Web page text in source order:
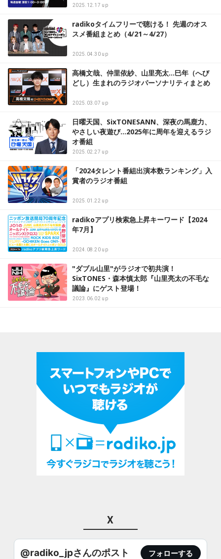
2025.12.17 up
radikoタイムフリーで聴ける！ 先週のオス
スメ番組まとめ（4/21～4/27）
2025.04.30 up
高橋文哉、仲里依紗、山里亮太…巳年（へび
どし）生まれのラジオパーソナリティまとめ
2025.03.07 up
日曜天国、SixTONESANN、深夜の馬鹿力、
やさしい夜遊び…2025年に周年を迎えるラジ
オ番組
2025.02.27 up
「2024タレント番組出演本数ランキング」入
賞者のラジオ番組
2025.01.22 up
radikoアプリ検索急上昇キーワード【2024
年7月】
2024.08.20 up
"ダブル山里"がラジオで初共演！
SixTONES・森本慎太郎『山里亮太の不毛な
議論』にゲスト登場！
2023.06.02 up
X
@radiko_jpさんのポスト フォローする